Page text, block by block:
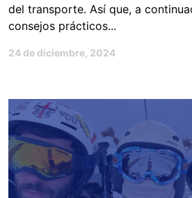
del transporte. Así que, a
consejos prácticos...
24 de diciembre, 2024